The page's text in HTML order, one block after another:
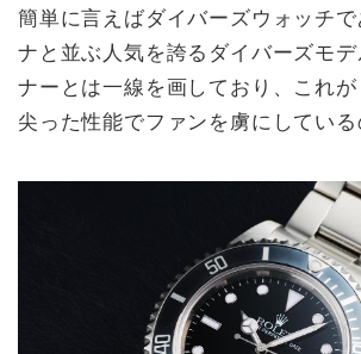
簡単に言えばダイバーズウォッチ
ナと並ぶ人気を誇るダイバーズモ
ナーとは一線を画しており、これ
尖った性能でファンを虜にしている